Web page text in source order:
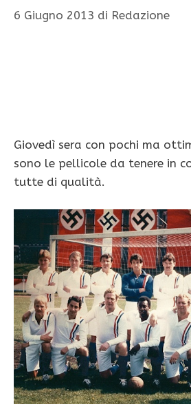
6 Giugno 2013 di Redazione
Giovedì sera con pochi ma
sono le pellicole da tenere in
tutte di qualità.